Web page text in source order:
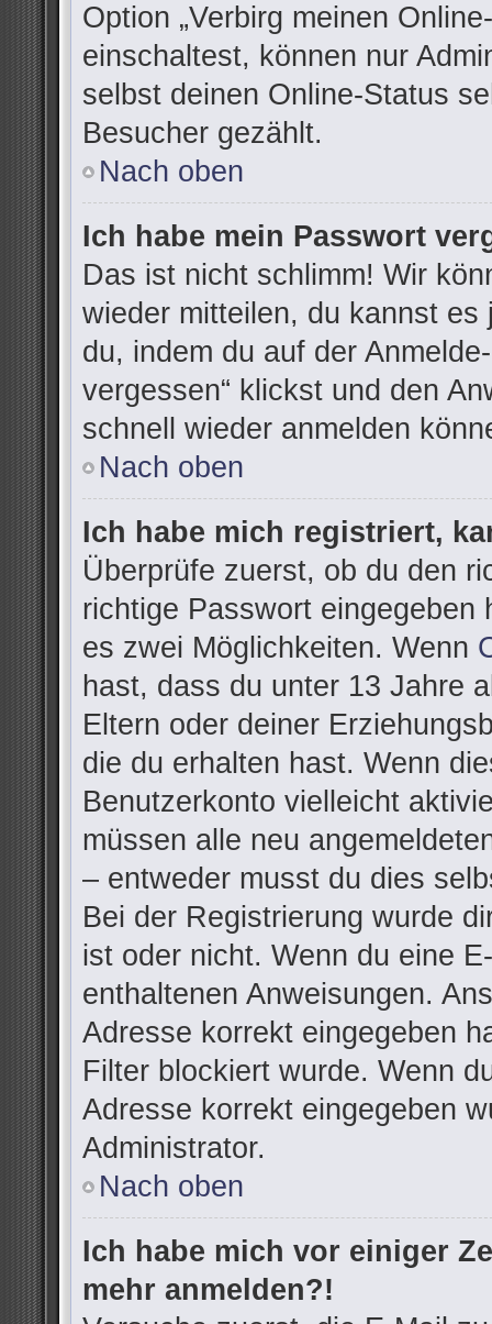
Option „Verbirg meinen
einschaltest, können nur
selbst deinen Online-Status
Besucher gezählt.
Nach oben
Ich habe mein Passwort
Das ist nicht schlimm! Wir
wieder mitteilen, du kannst
du, indem du auf der
vergessen“ klickst und den
schnell wieder anmelden
Nach oben
Ich habe mich registriert,
Überprüfe zuerst, ob du den
richtige Passwort eingegeben
es zwei Möglichkeiten. Wenn
hast, dass du unter 13 Jahre
Eltern oder deiner
die du erhalten hast. Wenn
Benutzerkonto vielleicht
müssen alle neu
– entweder musst du dies
Bei der Registrierung wurde
ist oder nicht. Wenn du eine
enthaltenen Anweisungen.
Adresse korrekt eingegeben
Filter blockiert wurde. Wenn
Adresse korrekt eingegeben
Administrator.
Nach oben
Ich habe mich vor einiger
mehr anmelden?!